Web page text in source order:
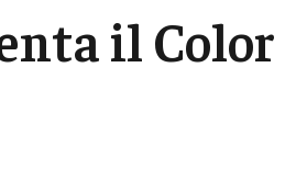
il Color